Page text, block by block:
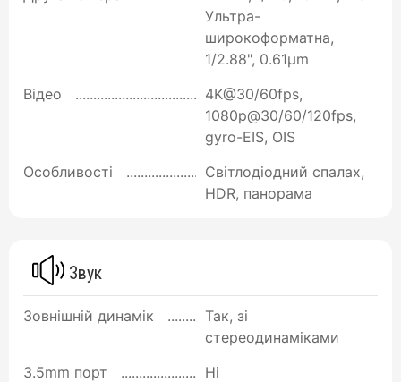
Ультра-
широкоформатна,
1/2.88", 0.61µm
Відео
4K@30/60fps,
1080p@30/60/120fps,
gyro-EIS, OIS
Особливості
Світлодіодний спалах,
HDR, панорама
Звук
Зовнішній динамік
Так, зі
стереодинаміками
3.5mm порт
Ні